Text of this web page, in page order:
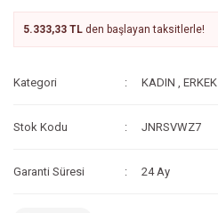
5.333,33 TL den başlayan taksitlerle!
Kategori KADIN ,ERKEK
Stok Kodu JNRSVWZ7
Garanti Süresi 24 Ay